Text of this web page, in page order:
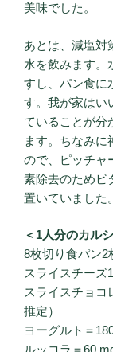
美味でした。
あとは、減塩対
水を飲みます。
すし、パン食に
す。我が家はい
ていることが分
ます。ちなみに
ので、ピッチャ
素除去のためビ
置いていました。
＜1人分のカル
8枚切り食パン2
スライスチーズ
スライスチョコ
推定）
ヨーグルト＝